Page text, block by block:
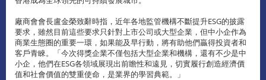
廠商會會長盧金榮致辭時指，近年各地監管機構不斷提升ESG的披露
要求，雖然目前這些要求只針對上市公司或大型企業，但中小企作為
商業生態圈的重要一環，如果能及早行動，將有助他們贏得投資者和
客戶青睞。「今次得獎企業不僅包括大型企業和機構，還有不少是中
小企，他們在ESG各領域展現出前瞻性和遠見，切實履行創造經濟價
值和社會價值的雙重使命，是業界的學習典範。」